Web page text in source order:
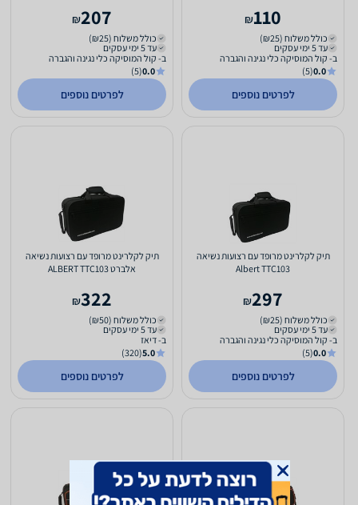
110
₪
כולל משלוח (₪25)
עד 5 ימי עסקים
ב- קול המוסיקה כלי נגינה והגברה
0.0
(5)
לפרטים נוספים
207
₪
כולל משלוח (₪25)
עד 5 ימי עסקים
ב- קול המוסיקה כלי נגינה והגברה
0.0
(5)
לפרטים נוספים
תיק לקלרינט מרופד עם רצועות נשיאה
Albert TTC103
297
₪
כולל משלוח (₪25)
עד 5 ימי עסקים
ב- קול המוסיקה כלי נגינה והגברה
0.0
(5)
לפרטים נוספים
תיק לקלרינט מרופד עם רצועות נשיאה
אלברט ALBERT TTC103
322
₪
כולל משלוח (₪50)
עד 5 ימי עסקים
ב- דיאז
5.0
(320)
לפרטים נוספים